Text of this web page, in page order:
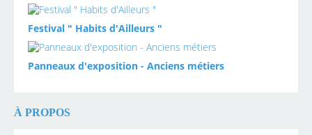
Festival " Habits d'Ailleurs "
Panneaux d'exposition - Anciens métiers
À PROPOS